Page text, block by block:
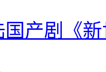
国产剧《